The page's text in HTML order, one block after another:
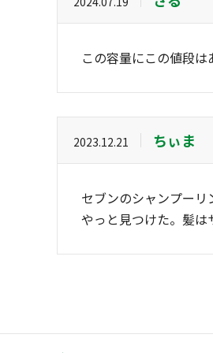
この容量にこの値段
2023.12.21 ちぃま
セブンのシャンプー
やっと見つけた。髪